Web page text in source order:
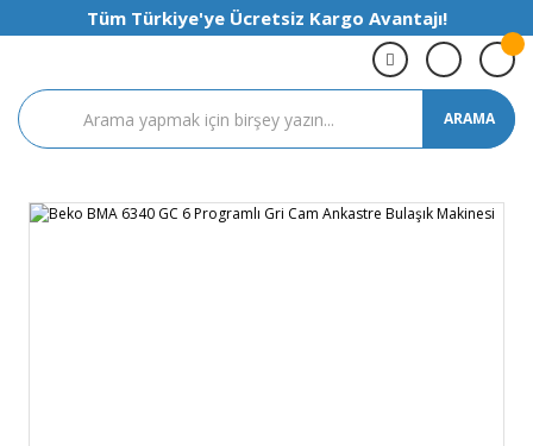
Tüm Türkiye'ye Ücretsiz Kargo Avantajı!
ARAMA